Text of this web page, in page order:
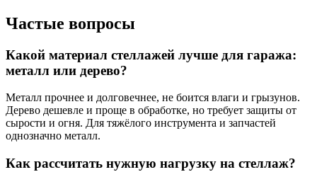
Частые вопросы
Какой материал стеллажей лучше для гаража:
металл или дерево?
Металл прочнее и долговечнее, не боится влаги и грызунов.
Дерево дешевле и проще в обработке, но требует защиты от
сырости и огня. Для тяжёлого инструмента и запчастей
однозначно металл.
Как рассчитать нужную нагрузку на стеллаж?